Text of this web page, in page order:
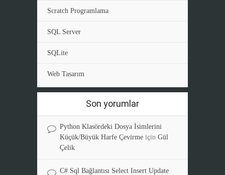
Scratch Programlama
SQL Server
SQLite
Web Tasarım
Son yorumlar
Python Klasördeki Dosya İsimlerini
Küçük/Büyük Harfe Çevirme için Gül
Çelik
C# Sql Bağlantısı Select Insert Update